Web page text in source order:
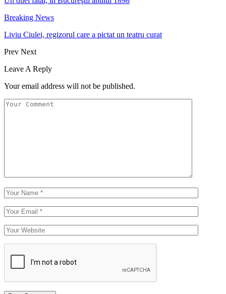
Breaking News
Liviu Ciulei, regizorul care a pictat un teatru curat
Prev Next
Leave A Reply
Your email address will not be published.